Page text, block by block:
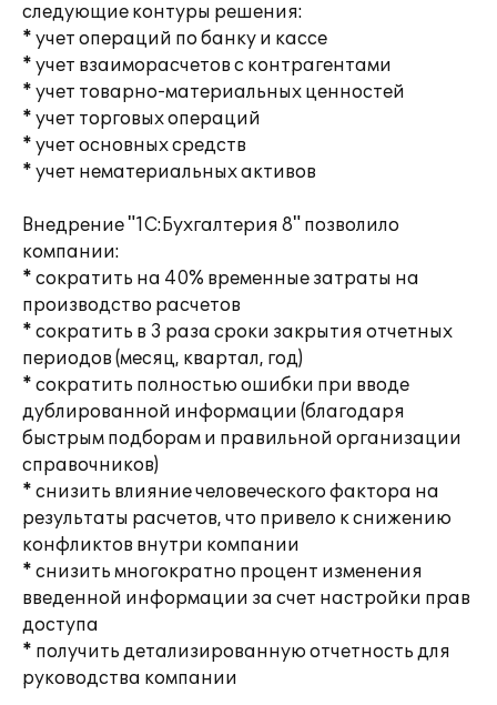
следующие контуры решения:
* учет операций по банку и кассе
* учет взаиморасчетов с контрагентами
* учет товарно-материальных ценностей
* учет торговых операций
* учет основных средств
* учет нематериальных активов
Внедрение "1С:Бухгалтерия 8" позволило
компании:
* сократить на 40% временные затраты на
производство расчетов
* сократить в 3 раза сроки закрытия отчетных
периодов (месяц, квартал, год)
* сократить полностью ошибки при вводе
дублированной информации (благодаря
быстрым подборам и правильной организации
справочников)
* снизить влияние человеческого фактора на
результаты расчетов, что привело к снижению
конфликтов внутри компании
* снизить многократно процент изменения
введенной информации за счет настройки прав
доступа
* получить детализированную отчетность для
руководства компании